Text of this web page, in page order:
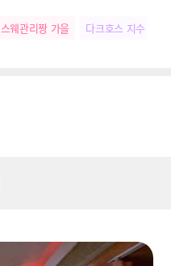
스웨관리짱 가을 다크호스 지수